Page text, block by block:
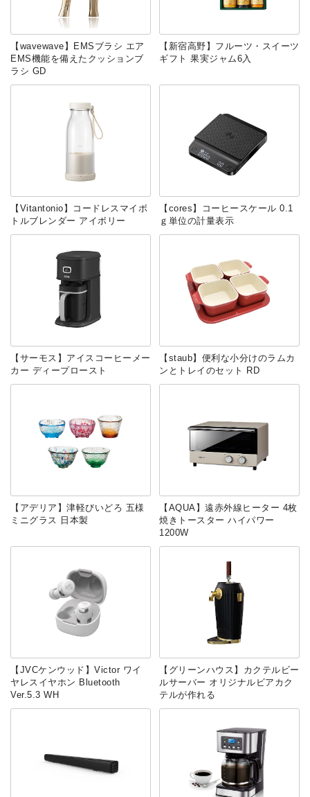
【wavewave】EMSブラシ エア
EMS機能を備えたクッションブ
ラシ GD
【新宿高野】フルーツ・スイーツ
ギフト 果実ジャム6入
【Vitantonio】コードレスマイボ
トルブレンダー アイボリー
【‎cores】コーヒースケール 0.1
ｇ単位の計量表示
【サーモス】アイスコーヒーメー
カー ディープロースト
【staub】便利な小分けのラムカ
ンとトレイのセット RD
【アデリア】津軽びいどろ 五様
ミニグラス 日本製
【AQUA】遠赤外線ヒーター 4枚
焼きトースター ハイパワー
1200W
【JVCケンウッド】Victor ワイ
ヤレスイヤホン Bluetooth
Ver.5.3 WH
【グリーンハウス】カクテルビー
ルサーバー オリジナルビアカク
テルが作れる